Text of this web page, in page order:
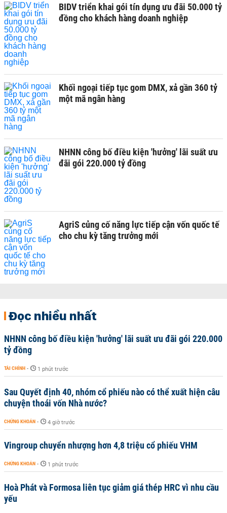
BIDV triển khai gói tín dụng ưu đãi 50.000 tỷ
đồng cho khách hàng doanh nghiệp
Khối ngoại tiếp tục gom DMX, xả gần 360 tỷ
một mã ngân hàng
NHNN công bố điều kiện 'hưởng' lãi suất ưu
đãi gói 220.000 tỷ đồng
AgriS củng cố năng lực tiếp cận vốn quốc tế
cho chu kỳ tăng trưởng mới
Đọc nhiều nhất
NHNN công bố điều kiện 'hưởng' lãi suất ưu đãi gói 220.000
tỷ đồng
TÀI CHÍNH - 1 phút trước
Sau Quyết định 40, nhóm cổ phiếu nào có thể xuất hiện câu
chuyện thoái vốn Nhà nước?
CHỨNG KHOÁN - 4 giờ trước
Vingroup chuyển nhượng hơn 4,8 triệu cổ phiếu VHM
CHỨNG KHOÁN - 1 phút trước
Hoà Phát và Formosa liên tục giảm giá thép HRC vì nhu cầu
yếu